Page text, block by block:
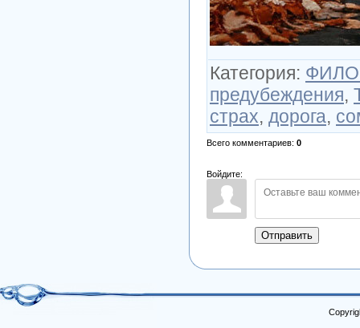
Категория:
предубеждения,
страх, дорога,
Всего комментариев: 0
Войдите:
Отправить